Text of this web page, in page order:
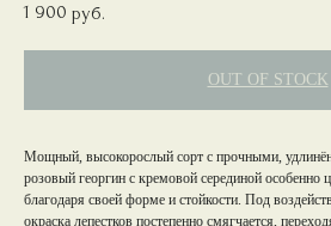
1 900 руб.
OUT OF STOCK
Мощный, высокорослый сорт с прочными,
розовый георгин с кремовой серединой особенно
благодаря своей форме и стойкости. Под
окраска лепестков постепенно смягчается,